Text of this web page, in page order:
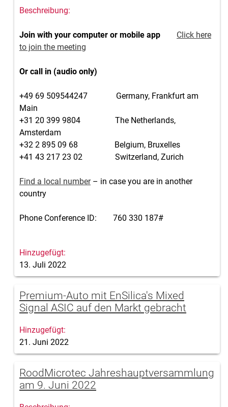
Join with your computer or mobile app Click here
to join the meeting
Or call in (audio only)
+49 69 509544247 Germany, Frankfurt am
Main
+31 20 399 9804 The Netherlands,
Amsterdam
+32 2 895 09 68 Belgium, Bruxelles
+41 43 217 23 02 Switzerland, Zurich
Find a local number– in case you are in another
country
Phone Conference ID: 760 330 187#
13. Juli 2022
Premium-Auto mit EnSilica's Mixed
Signal ASIC auf den Markt gebracht
21. Juni 2022
RoodMicrotec Jahreshauptversammlung
am 9. Juni 2022